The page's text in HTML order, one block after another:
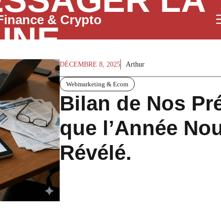
& Crypto
DÉCEMBRE 8, 2025 Arthur
Webmarketing & Ecom
Bilan de Nos
que l’Année
Révélé.